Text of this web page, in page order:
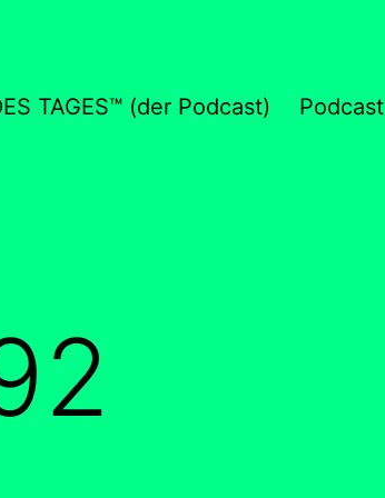
TAGES™ (der Podcast) Podcast